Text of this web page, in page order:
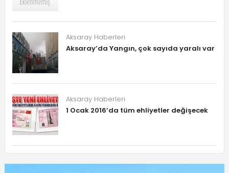
Aksaray Haberleri
Aksaray’da Yangın, çok sayıda yaralı var
Aksaray Haberleri
1 Ocak 2016’da tüm ehliyetler değişecek